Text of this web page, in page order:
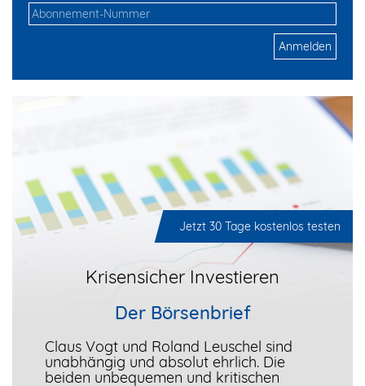
Anmelden
Jetzt 30 Tage kostenlos testen
Krisensicher Investieren
Der Börsenbrief
Claus Vogt und Roland Leuschel sind
unabhängig und absolut ehrlich. Die
beiden unbequemen und kritischen